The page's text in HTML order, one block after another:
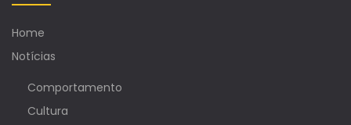
Home
Notícias
Comportamento
Cultura